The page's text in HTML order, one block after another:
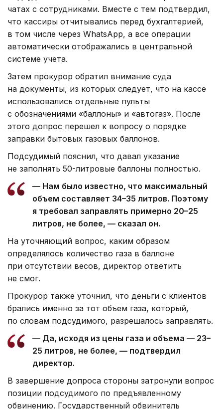
чатах с сотрудниками. Вместе с тем подтвердил,
что кассиры отчитывались перед бухгалтерией,
в том числе через WhatsApp, а все операции
автоматически отображались в центральной
системе учета.
Затем прокурор обратил внимание суда
на документы, из которых следует, что на кассе
использовались отдельные пульты
с обозначениями «баллоны» и «автогаз». После
этого допрос перешел к вопросу о порядке
заправки бытовых газовых баллонов.
Подсудимый пояснил, что давал указание
не заполнять 50-литровые баллоны полностью.
— Нам было известно, что максимальный
объем составляет 34–35 литров. Поэтому
я требовал заправлять примерно 20–25
литров, не более, — сказал он.
На уточняющий вопрос, каким образом
определялось количество газа в баллоне
при отсутствии весов, директор ответить
не смог.
Прокурор также уточнил, что деньги с клиентов
брались именно за тот объем газа, который,
по словам подсудимого, разрешалось заправлять.
— Да, исходя из цены газа и объема — 23–
25 литров, не более, — подтвердил
директор.
В завершение допроса стороны затронули вопрос
позиции подсудимого по предъявленному
обвинению. Государственный обвинитель